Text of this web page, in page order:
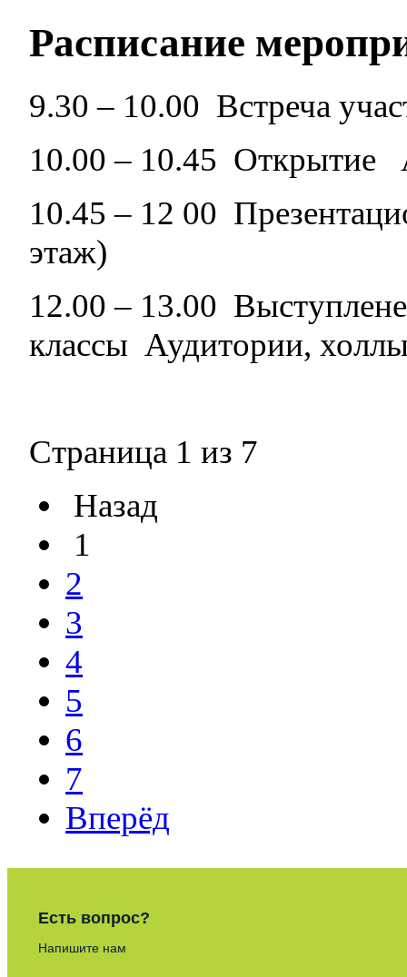
Расписание
9.30 – 10.00 Встреча
10.00 – 10.45 Открытие
10.45 – 12 00
этаж)
12.00 – 13.00
классы Аудитории,
Страница 1 из 7
Назад
1
2
3
4
5
6
7
Вперёд
Есть вопрос?
Напишите нам